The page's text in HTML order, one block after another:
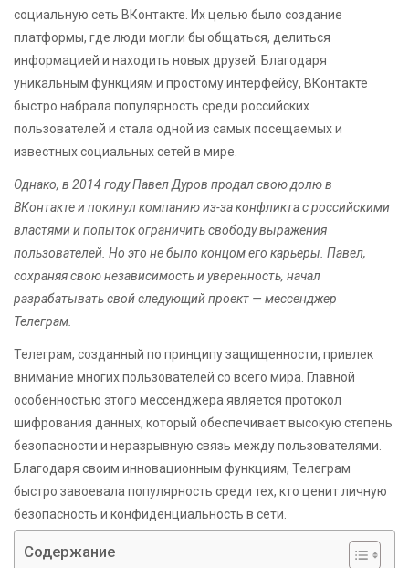
социальную сеть ВКонтакте. Их целью было создание
платформы, где люди могли бы общаться, делиться
информацией и находить новых друзей. Благодаря
уникальным функциям и простому интерфейсу, ВКонтакте
быстро набрала популярность среди российских
пользователей и стала одной из самых посещаемых и
известных социальных сетей в мире.
Однако, в 2014 году Павел Дуров продал свою долю в
ВКонтакте и покинул компанию из-за конфликта с российскими
властями и попыток ограничить свободу выражения
пользователей. Но это не было концом его карьеры. Павел,
сохраняя свою независимость и уверенность, начал
разрабатывать свой следующий проект — мессенджер
Телеграм.
Телеграм, созданный по принципу защищенности, привлек
внимание многих пользователей со всего мира. Главной
особенностью этого мессенджера является протокол
шифрования данных, который обеспечивает высокую степень
безопасности и неразрывную связь между пользователями.
Благодаря своим инновационным функциям, Телеграм
быстро завоевала популярность среди тех, кто ценит личную
безопасность и конфиденциальность в сети.
Содержание